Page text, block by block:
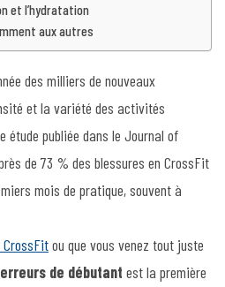
et l’hydratation
aux autres
des milliers de nouveaux
et la variété des activités
étude publiée dans le Journal of
de 73 % des blessures en CrossFit
mois de pratique, souvent à
ou que vous venez tout juste
erreurs de débutant est la première